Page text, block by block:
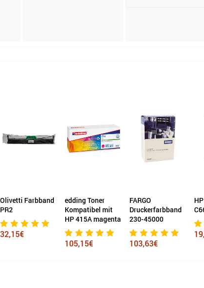
Olivetti Farbband
PR2
32,15€
edding Toner
Kompatibel mit
HP 415A magenta
105,15€
FARGO
Druckerfarbband
230-45000
103,63€